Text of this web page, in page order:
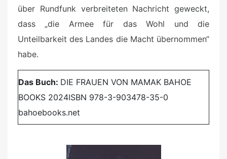
über Rundfunk verbreiteten Nachricht geweckt,
dass „die Armee für das Wohl und die
Unteilbarkeit des Landes die Macht übernommen“
habe.
Das Buch: DIE FRAUEN VON MAMAK BAHOE
BOOKS 2024ISBN 978-3-903478-35-0
bahoebooks.net